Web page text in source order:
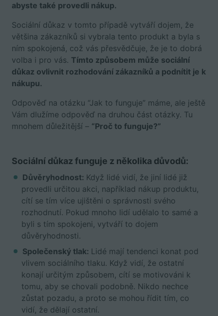
abyste také provedli nákup.
Sociální důkaz v tomto případě vytváří dojem, že
většina zákazníků si vybrala tento produkt a byla s
ním spokojená, což vás přesvědčuje, že je to dobrá
volba i pro vás. Tímto způsobem může sociální
důkaz ovlivnit rozhodování zákazníků a podnítit je k
nákupu.
Odpověď na otázku “Jak to funguje” máme, ale ještě
Vám dlužíme odpověď na druhou část otázky. Tu
mnohem důležitější – “Proč to funguje?”
Sociální důkaz funguje z několika důvodů:
Důvěryhodnost: Když lidé vidí, že jiní lidé již
provedli určitou akci, například nákup produktu,
cítí se tím více ujištěni o správnosti svého
rozhodnutí. Pokud mnoho lidí udělalo to samé a
byli s tím spokojeni, vytváří to dojem
důvěryhodnosti.
Společenský tlak: Lidé mají tendenci konat pod
vlivem sociálního tlaku. Když vidí, že ostatní
konají určitým způsobem, cítí se motivováni k
tomu, aby se chovali podobně. Nikdo nechce
zůstat pozadu, a proto se mohou řídit tím, co
vidí, že dělají ostatní.